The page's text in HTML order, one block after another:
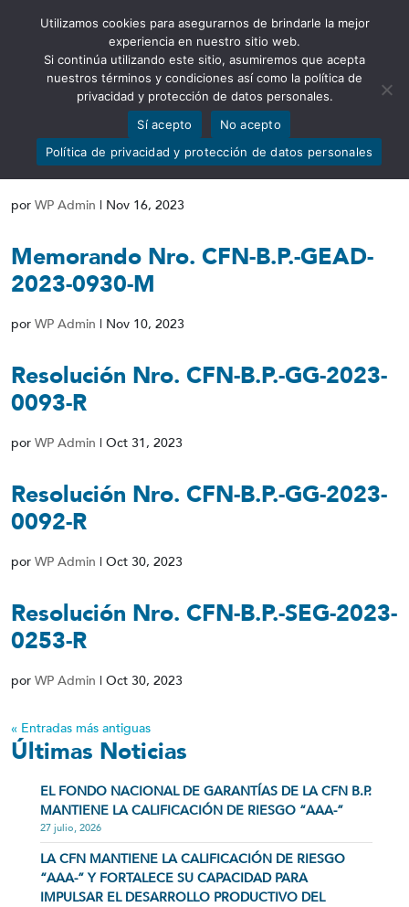
Abrir barra de herramientas
Resolución Nro. CFN-B.P.-GG-2023-
0094-R
por WP Admin | Nov 16, 2023
Memorando Nro. CFN-B.P.-GEAD-
2023-0930-M
por WP Admin | Nov 10, 2023
Resolución Nro. CFN-B.P.-GG-2023-
0093-R
por WP Admin | Oct 31, 2023
Resolución Nro. CFN-B.P.-GG-2023-
0092-R
por WP Admin | Oct 30, 2023
Resolución Nro. CFN-B.P.-SEG-2023-
0253-R
por WP Admin | Oct 30, 2023
« Entradas más antiguas
Últimas Noticias
EL FONDO NACIONAL DE GARANTÍAS DE LA CFN B.P.
MANTIENE LA CALIFICACIÓN DE RIESGO “AAA-”
27 julio, 2026
LA CFN MANTIENE LA CALIFICACIÓN DE RIESGO
“AAA-” Y FORTALECE SU CAPACIDAD PARA
IMPULSAR EL DESARROLLO PRODUCTIVO DEL
Utilizamos cookies para asegurarnos de brindarle la mejor
experiencia en nuestro sitio web.
Si continúa utilizando este sitio, asumiremos que acepta
nuestros términos y condiciones así como la política de
privacidad y protección de datos personales.
Sí acepto
No acepto
Política de privacidad y protección de datos personales